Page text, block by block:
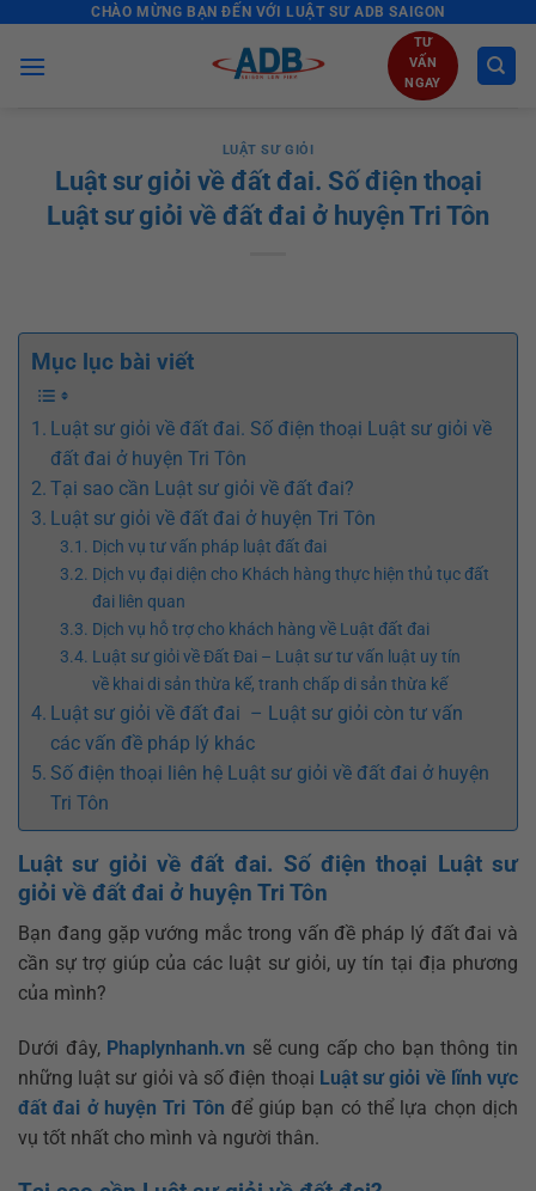
content
CHÀO MỪNG BẠN ĐẾN VỚI LUẬT SƯ ADB SAIGON
TƯ
VẤN
NGAY
LUẬT SƯ GIỎI
Luật sư giỏi về đất đai. Số điện thoại
Luật sư giỏi về đất đai ở huyện Tri Tôn
Mục lục bài viết
Luật sư giỏi về đất đai. Số điện thoại Luật sư giỏi về
đất đai ở huyện Tri Tôn
Tại sao cần Luật sư giỏi về đất đai?
Luật sư giỏi về đất đai ở huyện Tri Tôn
Dịch vụ tư vấn pháp luật đất đai
Dịch vụ đại diện cho Khách hàng thực hiện thủ tục đất
đai liên quan
Dịch vụ hỗ trợ cho khách hàng về Luật đất đai
Luật sư giỏi về Đất Đai – Luật sư tư vấn luật uy tín
về khai di sản thừa kế, tranh chấp di sản thừa kế
Luật sư giỏi về đất đai – Luật sư giỏi còn tư vấn
các vấn đề pháp lý khác
Số điện thoại liên hệ Luật sư giỏi về đất đai ở huyện
Tri Tôn
Luật sư giỏi về đất đai. Số điện thoại Luật sư
giỏi về đất đai ở huyện Tri Tôn
Bạn đang gặp vướng mắc trong vấn đề pháp lý đất đai và
cần sự trợ giúp của các luật sư giỏi, uy tín tại địa phương
của mình?
Dưới đây, Phaplynhanh.vn sẽ cung cấp cho bạn thông tin
những luật sư giỏi và số điện thoại Luật sư giỏi về lĩnh vực
đất đai ở huyện Tri Tôn để giúp bạn có thể lựa chọn dịch
vụ tốt nhất cho mình và người thân.